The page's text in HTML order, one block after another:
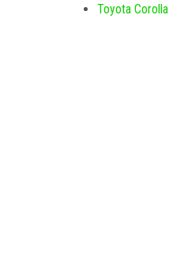
Toyota Corolla